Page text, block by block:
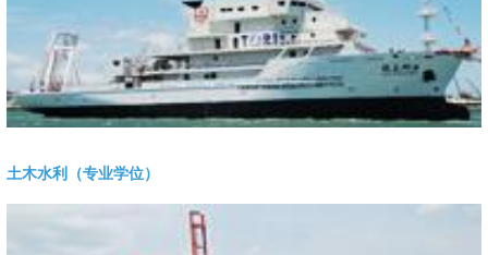
土木水利（专业学位）